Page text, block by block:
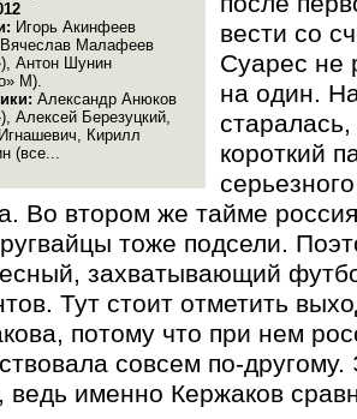
Игорь Акинфеев
Малафеев
Антон Шунин
М).
Александр Анюков
Алексей Березуцкий,
Кирилл
(все...
вести со
Суарес не
на один.
короткий
Во втором же тайме
тоже подсели.
захватывающий
Тут стоит отметить
потому что при нем
совсем по-
ведь именно Кержаков